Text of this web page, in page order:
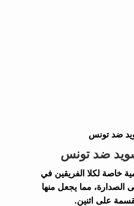
ضد تونس
ضد تونس
خاصة لكلا الفريقين في
الصدارة، مما يجعل منها
على اثنين.